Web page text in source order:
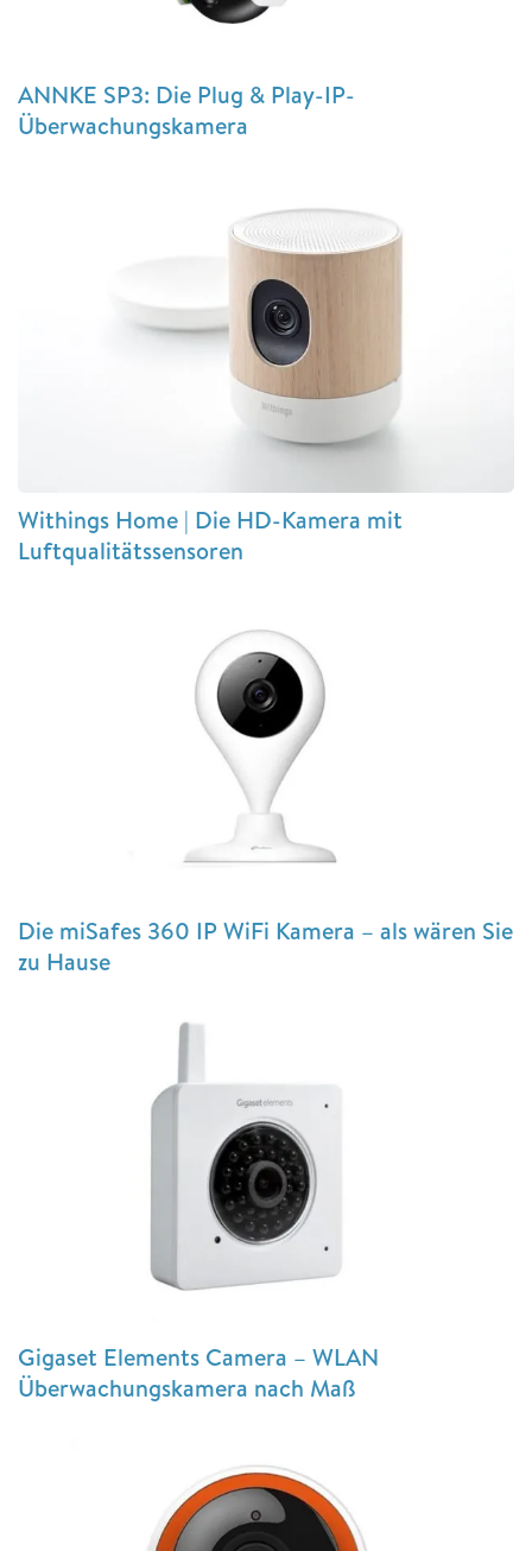
ANNKE SP3: Die Plug & Play-IP-
Überwachungskamera
Withings Home | Die HD-Kamera mit
Luftqualitätssensoren
Die miSafes 360 IP WiFi Kamera – als wären Sie
zu Hause
Gigaset Elements Camera – WLAN
Überwachungskamera nach Maß